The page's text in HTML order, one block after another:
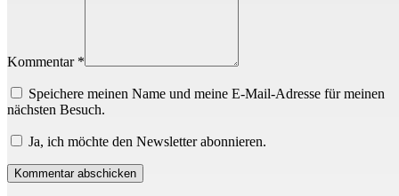
Kommentar *
Speichere meinen Name und meine E-Mail-Adresse für meinen
nächsten Besuch.
Ja, ich möchte den Newsletter abonnieren.